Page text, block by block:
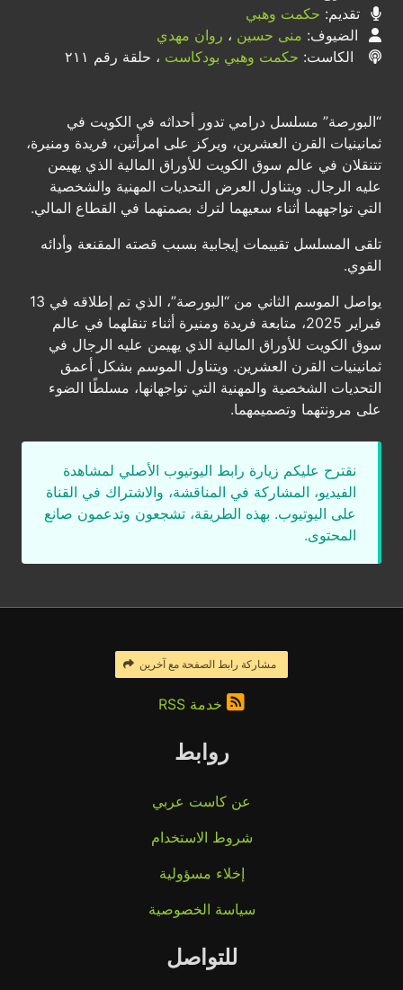
تقديم: حكمت وهبي
الضيوف: منى حسين ، روان مهدي
الكاست: حكمت وهبي بودكاست ، حلقة رقم ٢١١
“البورصة” مسلسل درامي تدور أحداثه في الكويت في
ثمانينيات القرن العشرين، ويركز على امرأتين، فريدة ومنيرة،
تتنقلان في عالم سوق الكويت للأوراق المالية الذي يهيمن
عليه الرجال. ويتناول العرض التحديات المهنية والشخصية
التي تواجههما أثناء سعيهما لترك بصمتهما في القطاع المالي.
تلقى المسلسل تقييمات إيجابية بسبب قصته المقنعة وأدائه
القوي.
يواصل الموسم الثاني من “البورصة”، الذي تم إطلاقه في 13
فبراير 2025، متابعة فريدة ومنيرة أثناء تنقلهما في عالم
سوق الكويت للأوراق المالية الذي يهيمن عليه الرجال في
ثمانينيات القرن العشرين. ويتناول الموسم بشكل أعمق
التحديات الشخصية والمهنية التي تواجهانها، مسلطًا الضوء
على مرونتهما وتصميمهما.
نقترح عليكم زيارة رابط اليوتيوب الأصلي لمشاهدة
الفيديو، المشاركة في المناقشة، والاشتراك في القناة
على اليوتيوب. بهذه الطريقة، تشجعون وتدعمون صانع
المحتوى.
مشاركة رابط الصفحة مع آخرين
خدمة RSS
روابط
عن كاست عربي
شروط الاستخدام
إخلاء مسؤولية
سياسة الخصوصية
للتواصل